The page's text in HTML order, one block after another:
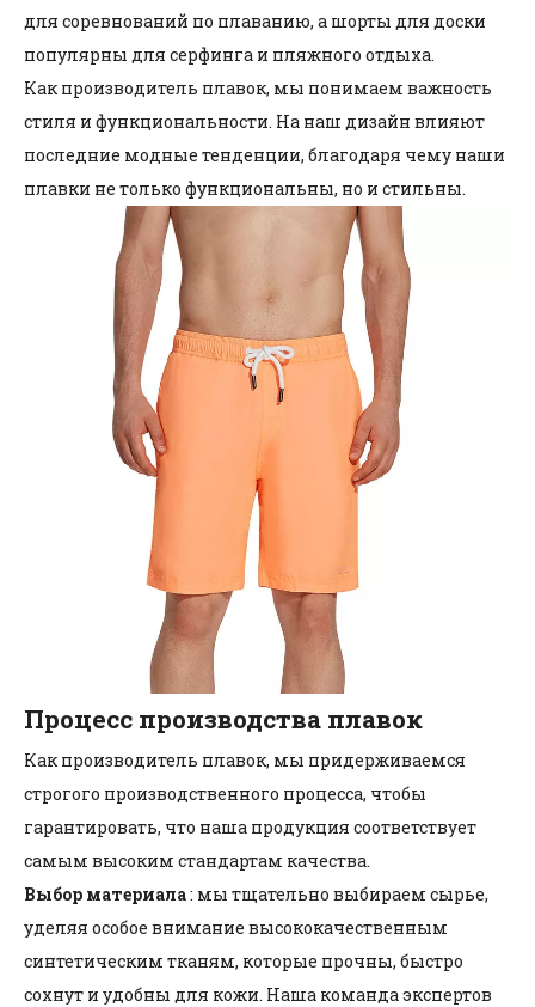
для соревнований по плаванию, а шорты для доски
популярны для серфинга и пляжного отдыха.
Как производитель плавок, мы понимаем важность
стиля и функциональности. На наш дизайн влияют
последние модные тенденции, благодаря чему наши
плавки не только функциональны, но и стильны.
Процесс производства плавок
Как производитель плавок, мы придерживаемся
строгого производственного процесса, чтобы
гарантировать, что наша продукция соответствует
самым высоким стандартам качества.
Выбор материала: мы тщательно выбираем сырье,
уделяя особое внимание высококачественным
синтетическим тканям, которые прочны, быстро
сохнут и удобны для кожи. Наша команда экспертов